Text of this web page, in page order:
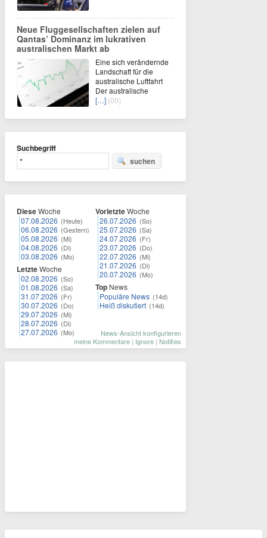
Neue Fluggesellschaften zielen auf
Qantas’ Dominanz im lukrativen
australischen Markt ab
Eine sich verändernde
Landschaft für die
australische Luftfahrt
Der australische
[…] (00)
Suchbegriff
suchen
DieseWoche
07.08.2026 (Heute)
06.08.2026 (Gestern)
05.08.2026 (Mi)
04.08.2026 (Di)
03.08.2026 (Mo)
LetzteWoche
02.08.2026 (So)
01.08.2026 (Sa)
31.07.2026 (Fr)
30.07.2026 (Do)
29.07.2026 (Mi)
28.07.2026 (Di)
27.07.2026 (Mo)
VorletzteWoche
26.07.2026 (So)
25.07.2026 (Sa)
24.07.2026 (Fr)
23.07.2026 (Do)
22.07.2026 (Mi)
21.07.2026 (Di)
20.07.2026 (Mo)
Top News
Populäre News (14d)
Heiß diskutiert (14d)
News-Ansicht konfigurieren
meine Kommentare | Ignore | Notifies